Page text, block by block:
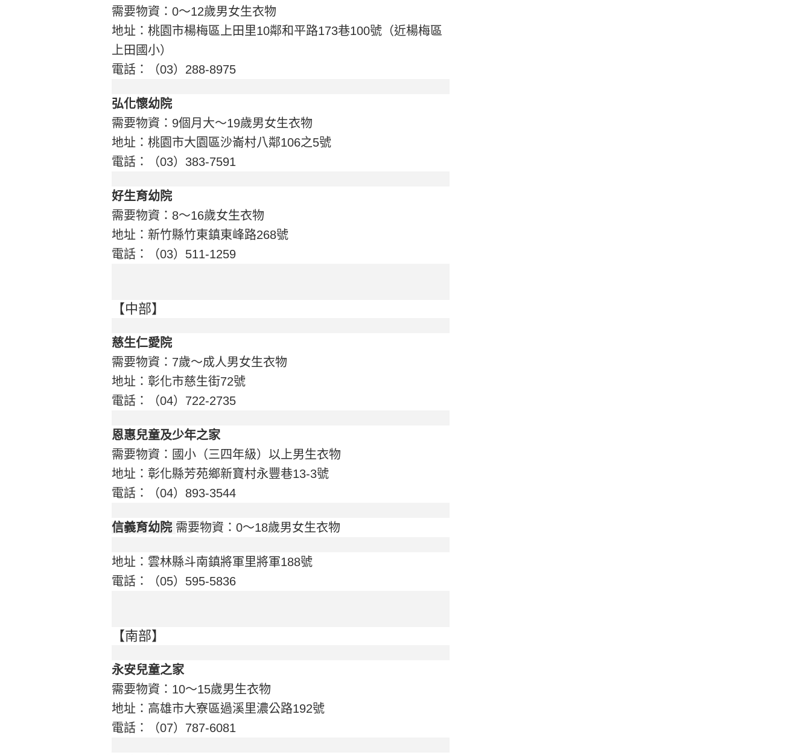
需要物資：0～12歲男女生衣物
地址：桃園市楊梅區上田里10鄰和平路173巷100號（近楊梅區
上田國小）
電話：（03）288-8975
弘化懷幼院
需要物資：9個月大～19歲男女生衣物
地址：桃園市大園區沙崙村八鄰106之5號
電話：（03）383-7591
好生育幼院
需要物資：8～16歲女生衣物
地址：新竹縣竹東鎮東峰路268號
電話：（03）511-1259
【中部】
慈生仁愛院
需要物資：7歲～成人男女生衣物
地址：彰化市慈生街72號
電話：（04）722-2735
恩惠兒童及少年之家
需要物資：國小（三四年級）以上男生衣物
地址：彰化縣芳苑鄉新寶村永豐巷13-3號
電話：（04）893-3544
信義育幼院 需要物資：0～18歲男女生衣物
地址：雲林縣斗南鎮將軍里將軍188號
電話：（05）595-5836
【南部】
永安兒童之家
需要物資：10～15歲男生衣物
地址：高雄市大寮區過溪里濃公路192號
電話：（07）787-6081